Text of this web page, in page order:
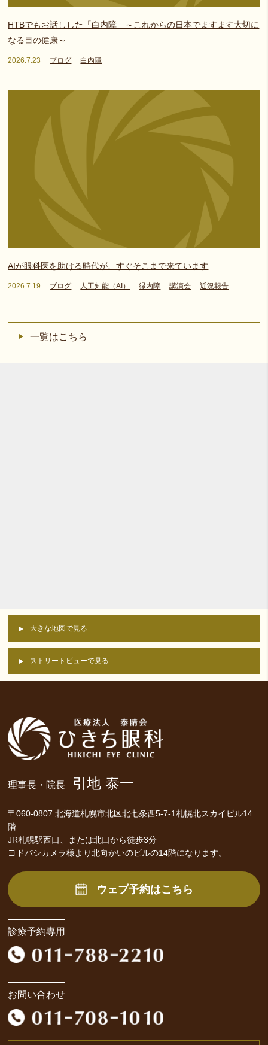
HTBでもお話しした「白内障」～これからの日本でますます大切に
なる目の健康～
2026.7.23 ブログ 白内障
AIが眼科医を助ける時代が、すぐそこまで来ています
2026.7.19 ブログ 人工知能（AI） 緑内障 講演会 近況報告
一覧はこちら
大きな地図で見る
ストリートビューで見る
理事長・院長 引地 泰一
〒060-0807 北海道札幌市北区北七条西5-7-1札幌北スカイビル14
階
JR札幌駅西口、または北口から徒歩3分
ヨドバシカメラ様より北向かいのビルの14階になります。
ウェブ予約はこちら
診療予約専用
お問い合わせ